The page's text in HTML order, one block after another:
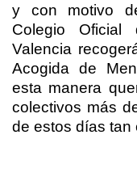
y con motivo
Colegio Oficial
Valencia
Acogida de
esta manera
colectivos más
de estos días tan